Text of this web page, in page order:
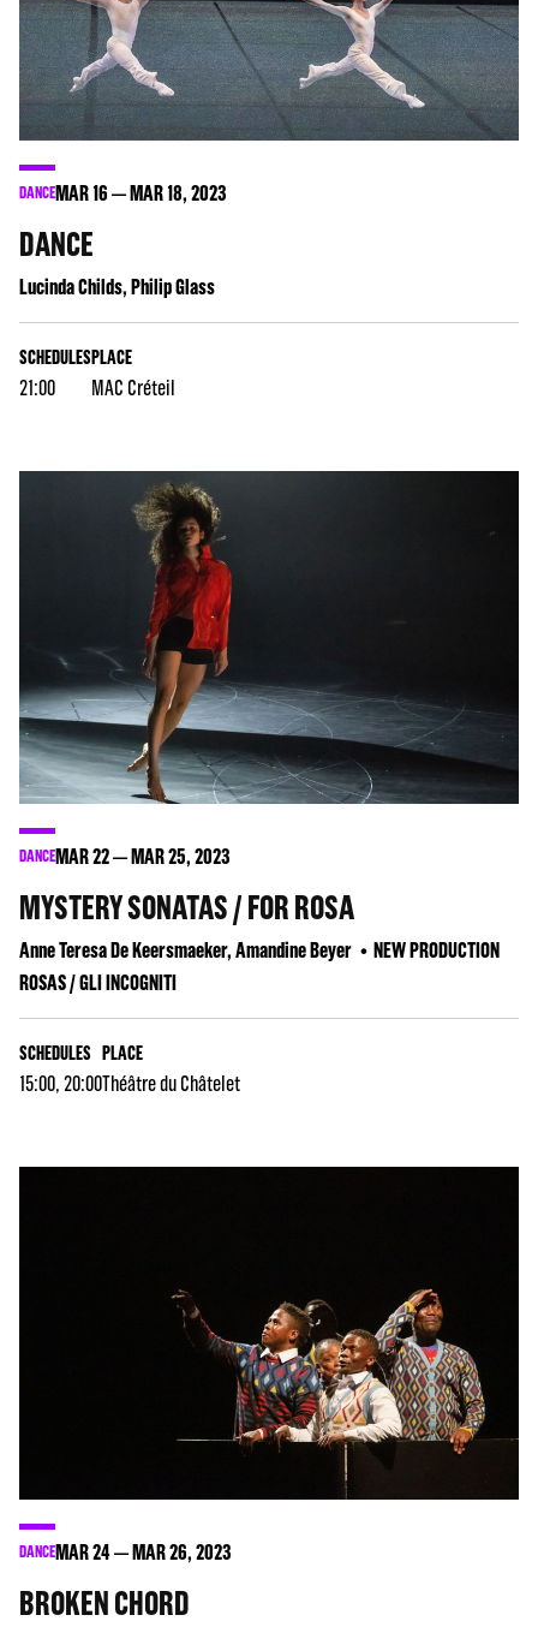
DANCEMAR16 MAR18, 2023
DANCE
Lucinda Childs, Philip Glass
SCHEDULES
21:00
PLACE
MAC Créteil
DANCEMAR22 MAR25, 2023
MYSTERY SONATAS / FOR ROSA
Anne Teresa De Keersmaeker, Amandine Beyer
NEW PRODUCTION
ROSAS / GLI INCOGNITI
SCHEDULES
15:00, 20:00
PLACE
Théâtre du Châtelet
DANCEMAR24 MAR26, 2023
BROKEN CHORD